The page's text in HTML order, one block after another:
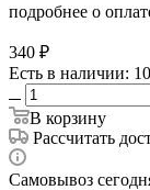
подробнее о
340 ₽
Есть в наличии: 10
В корзину
Рассчитать
Самовывоз